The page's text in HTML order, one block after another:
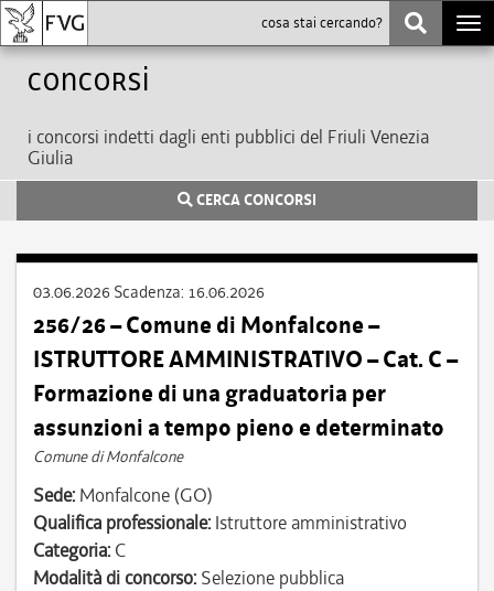
Concorsi
i concorsi indetti dagli enti pubblici del Friuli Venezia
Giulia
CERCA CONCORSI
03.06.2026 Scadenza: 16.06.2026
256/26 – Comune di Monfalcone –
ISTRUTTORE AMMINISTRATIVO – Cat. C –
Formazione di una graduatoria per
assunzioni a tempo pieno e determinato
Comune di Monfalcone
Sede: Monfalcone (GO)
Qualifica professionale: Istruttore amministrativo
Categoria: C
Modalità di concorso: Selezione pubblica